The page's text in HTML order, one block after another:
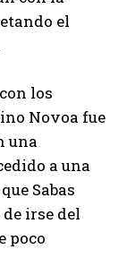
el
los
Novoa fue
una
a una
Sabas
irse del
poco